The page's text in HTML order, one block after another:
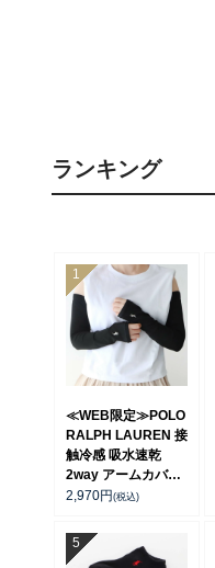
ランキング
≪WEB限定≫POLO
RALPH LAUREN 接
触冷感 吸水速乾
2way アームカバー
＆ レッグウォーマー
93228550
2,970円 (税込)